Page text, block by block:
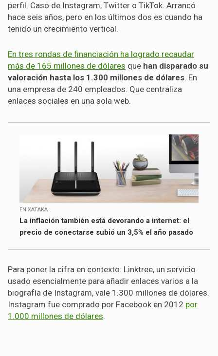
perfil. Caso de Instagram, Twitter o TikTok. Arrancó
hace seis años, pero en los últimos dos es cuando ha
tenido un crecimiento vertical.
En tres rondas de financiación ha logrado recaudar
más de 165 millones de dólares que han disparado su
valoración hasta los 1.300 millones de dólares. En
una empresa de 240 empleados. Que centraliza
enlaces sociales en una sola web.
EN XATAKA
La inflación también está devorando a internet: el
precio de conectarse subió un 3,5% el año pasado
Para poner la cifra en contexto: Linktree, un servicio
usado esencialmente para añadir enlaces varios a la
biografía de Instagram, vale 1.300 millones de dólares.
Instagram fue comprado por Facebook en 2012 por
1.000 millones de dólares.